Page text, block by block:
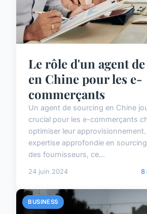
Le rôle d'un agent
en Chine pour les e-
commerçants
Un agent de sourcing en Chine
crucial pour les e-commerçants
optimiser leur
expertise approfondie en
des fournisseurs, ce...
24 juin 2024 8
BUSINESS